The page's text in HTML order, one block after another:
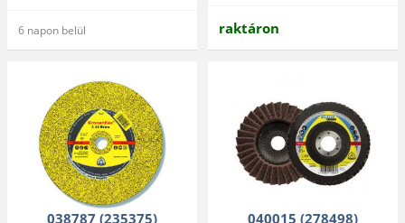
6 napon belül raktáron
038787 (235375)
040015 (278498)